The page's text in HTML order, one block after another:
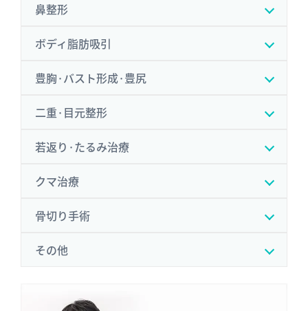
鼻整形
ボディ脂肪吸引
豊胸·バスト形成·豊尻
二重·目元整形
若返り·たるみ治療
クマ治療
骨切り手術
その他